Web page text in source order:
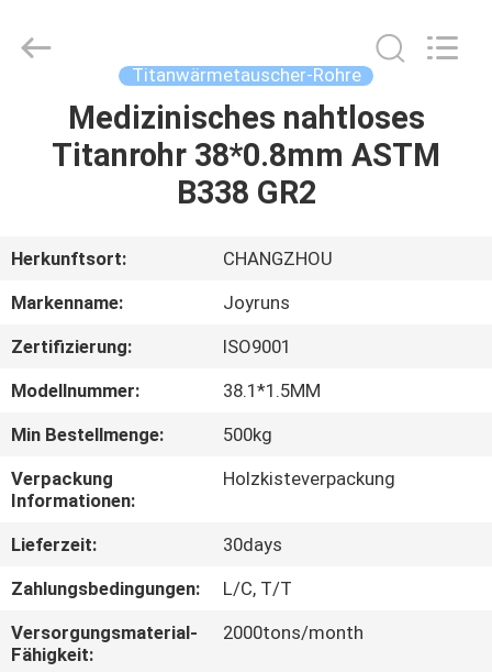
HAUS
ÜBER
US
FABRIK-
AUSFLUG
QUALITÄTSKONTROLLE
TRETEN
SIE
MIT
UNS
Tube
Titanwärmetauscher-Rohre
Medizinisches nahtloses
Titanrohr 38*0.8mm ASTM
B338 GR2
Herkunftsort:
CHANGZHOU
Markenname:
Joyruns
Zertifizierung:
ISO9001
Modellnummer:
38.1*1.5MM
Min Bestellmenge:
500kg
Verpackung
Informationen:
Holzkisteverpackung
Lieferzeit:
30days
Zahlungsbedingungen:
L/C, T/T
Versorgungsmaterial-
Fähigkeit:
2000tons/month